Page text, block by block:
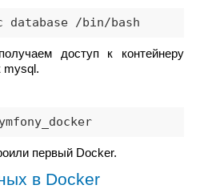
database /bin/bash
доступ к контейнеру
mysql.
первый Docker.
в Docker